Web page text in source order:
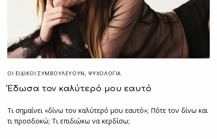
ΟΙ ΕΙΔΙΚΟΊ ΣΥΜΒΟΥΛΕΎΟΥΝ , ΨΥΧΟΛΟΓΙΑ
Έδωσα τον καλύτερό μου εαυτό
Τι σημαίνει «δίνω τον καλύτερό μου εαυτό»; Πότε τον δίνω και
τι προσδοκώ; Tι επιδιώκω να κερδίσω;